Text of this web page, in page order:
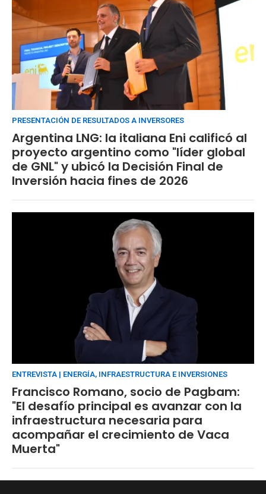
PRESENTACIÓN DE RESULTADOS A INVERSORES
Argentina LNG: la italiana Eni calificó al
proyecto argentino como "líder global
de GNL" y ubicó la Decisión Final de
Inversión hacia fines de 2026
ENTREVISTA | ENERGÍA, INFRAESTRUCTURA E INVERSIONES
Francisco Romano, socio de Pagbam:
"El desafío principal es avanzar con la
infraestructura necesaria para
acompañar el crecimiento de Vaca
Muerta"